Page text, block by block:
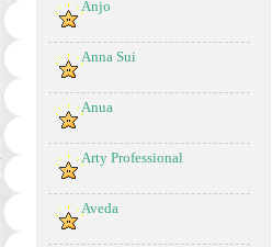
Anjo
Anna Sui
Anua
Arty Professional
Aveda